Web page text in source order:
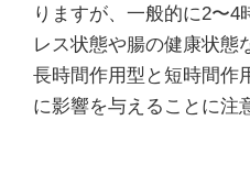
りますが、一般的に2〜4
レス状態や腸の健康状態
長時間作用型と短時間作
に影響を与えることに注